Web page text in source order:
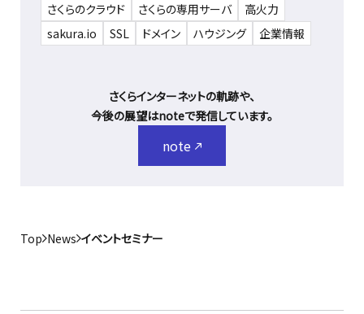
さくらのクラウド
さくらの専用サーバ
高火力
sakura.io
SSL ドメイン ハウジング 企業情報
さくらインターネットの軌跡や、
今後の展望はnoteで発信しています。
note
Top News イベントセミナー